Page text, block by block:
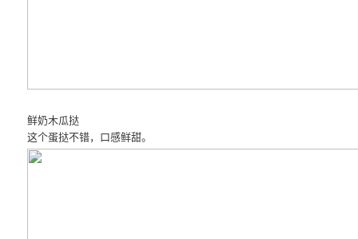
鲜奶木瓜挞
这个蛋挞不错，口感鲜甜。